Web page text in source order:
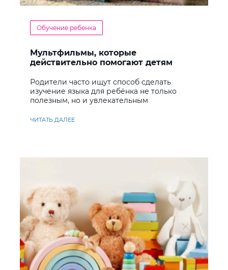
Обучение ребенка
Мультфильмы, которые
действительно помогают детям
Родители часто ищут способ сделать
изучение языка для ребёнка не только
полезным, но и увлекательным
ЧИТАТЬ ДАЛЕЕ